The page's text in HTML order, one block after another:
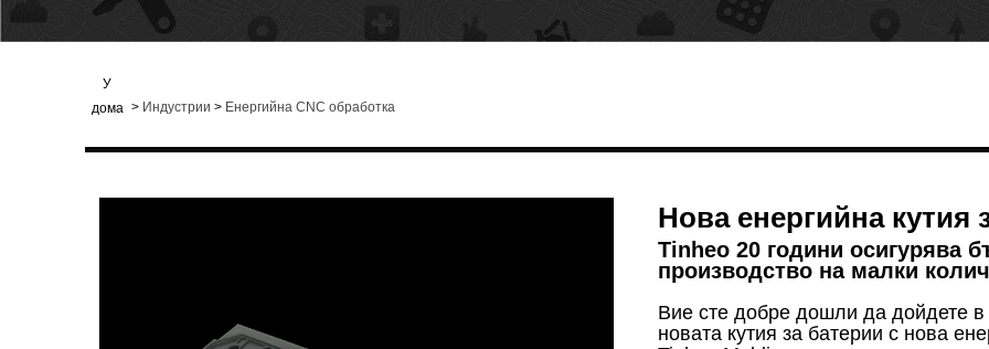
У
дома > Индустрии > Енергийна CNC обработка
Нова енергийна кутия
Tinheo 20 години осигурява
производство на малки
Вие сте добре дошли да дойдете
новата кутия за батерии с нова